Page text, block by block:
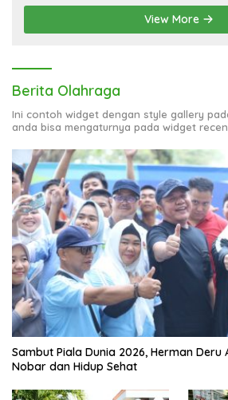
View More
Berita Olahraga
Ini contoh widget dengan style gallery
anda bisa mengaturnya pada widget
Sambut Piala Dunia 2026, Herman Deru
Nobar dan Hidup Sehat